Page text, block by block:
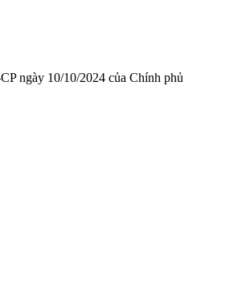
ngày 10/10/2024 của Chính phủ